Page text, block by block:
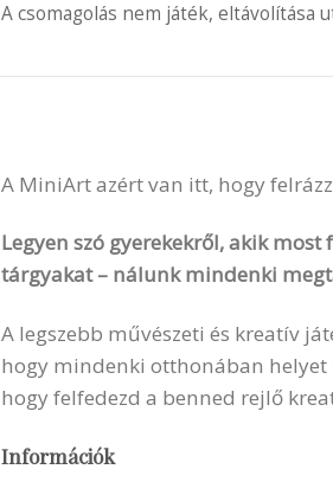
A csomagolás nem játék, eltávolítása
A MiniArt azért van itt, hogy
Legyen szó gyerekekről, akik
tárgyakat – nálunk mindenki
A legszebb művészeti és kreatív
hogy mindenki otthonában helyet
hogy felfedezd a benned rejlő
Információk